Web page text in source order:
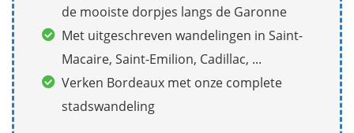
de mooiste dorpjes langs de Garonne
Met uitgeschreven wandelingen in Saint-
Macaire, Saint-Emilion, Cadillac, ...
Verken Bordeaux met onze complete
stadswandeling